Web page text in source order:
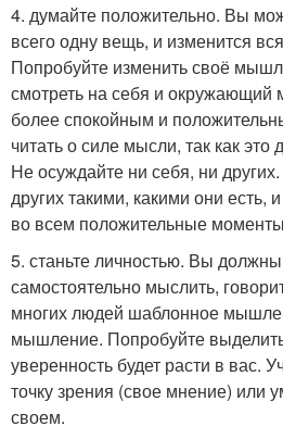
4. думайте положительно. Вы
всего одну вещь, и изменится
Попробуйте изменить своё
смотреть на себя и окружающий
более спокойным и
читать о силе мысли, так как это
Не осуждайте ни себя, ни
других такими, какими они есть,
во всем положительные
5. станьте личностью. Вы должны
самостоятельно мыслить,
многих людей шаблонное
мышление. Попробуйте
уверенность будет расти в вас.
точку зрения (свое мнение) или
своем.